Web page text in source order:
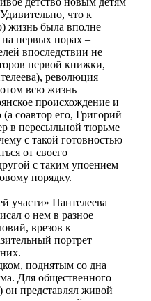
что к
жизнь была вполне
на первых порах –
впоследствии не
первой книжки,
революция
всю жизнь
происхождение и
соавтор его, Григорий
в пересыльной тюрьме
с такой готовностью
от своего
с таким упоением
порядку.
участи» Пантелеева
о нем в разное
врезов к
портрет
поднятым со дна
Для общественного
он представлял живой